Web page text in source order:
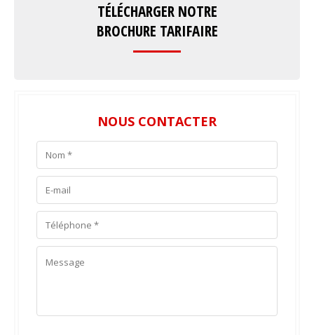
TÉLÉCHARGER NOTRE
BROCHURE TARIFAIRE
NOUS CONTACTER